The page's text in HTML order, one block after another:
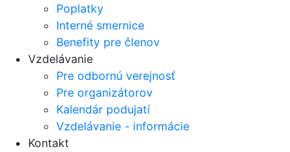
Poplatky
Interné smernice
Benefity pre členov
Vzdelávanie
Pre odbornú verejnosť
Pre organizátorov
Kalendár podujatí
Vzdelávanie - informácie
Kontakt